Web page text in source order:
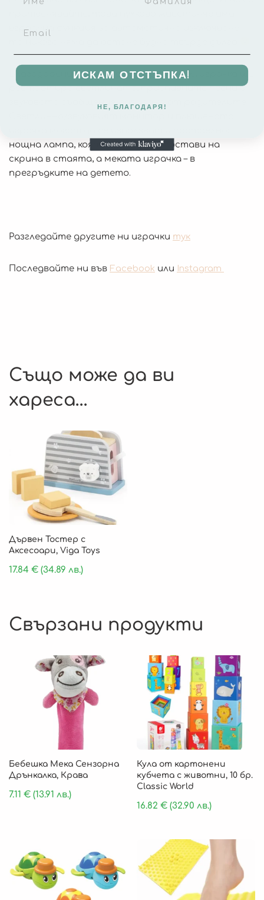
вградена функция за автоматично изключване –
Благодарение на сензора за движение, играчка ще
рестартира светлината, приспивните песни и
звуковото съобщение, записано от родителите.
нощна лампа, която може да се постави на
скрина в стаята, а меката играчка – в
прегръдките на детето.
Разгледайте другите ни играчки тук
Последвайте ни във Facebook или Instagram
Също може да ви
хареса…
Дървен Тостер с
Аксесоари, Viga Toys
17.84 € (34.89 лв.)
Свързани продукти
Бебешка Мека Сензорна
Дрънкалка, Крава
7.11 € (13.91 лв.)
Кула от картонени
кубчета с животни, 10 бр.
Classic World
16.82€ (32.90 лв.)
ИСКАМ ОТСТЪПКА!
НЕ, БЛАГОДАРЯ!